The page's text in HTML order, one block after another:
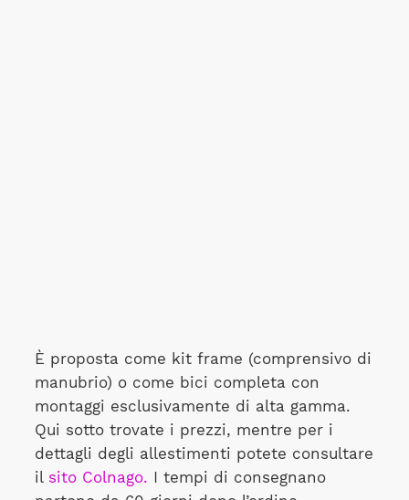
È proposta come kit frame (comprensivo di
manubrio) o come bici completa con
montaggi esclusivamente di alta gamma.
Qui sotto trovate i prezzi, mentre per i
dettagli degli allestimenti potete consultare
il sito Colnago. I tempi di consegnano